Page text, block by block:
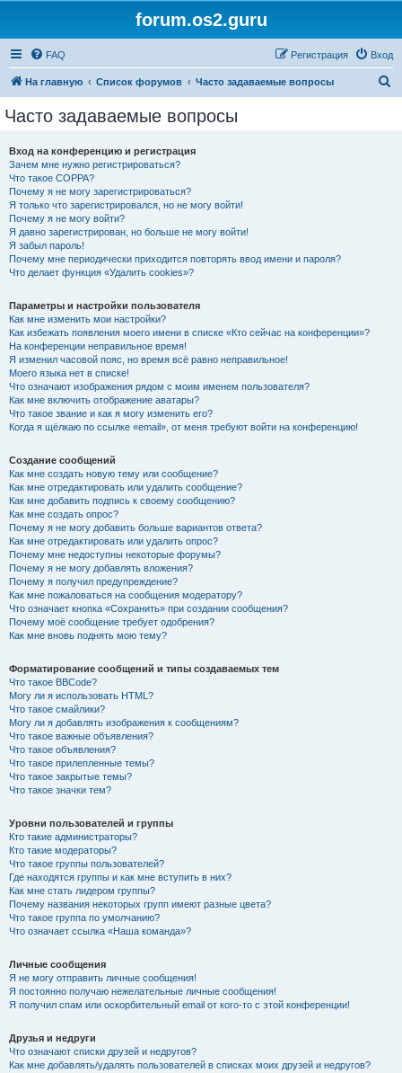
forum.os2.guru
FAQ Вход
Регистрация
На главную Список форумов Часто задаваемые вопросы
Часто задаваемые вопросы
Вход на конференцию и регистрация
Зачем мне нужно регистрироваться?
Что такое COPPA?
Почему я не могу зарегистрироваться?
Я только что зарегистрировался, но не могу войти!
Почему я не могу войти?
Я давно зарегистрирован, но больше не могу войти!
Я забыл пароль!
Почему мне периодически приходится повторять ввод имени и пароля?
Что делает функция «Удалить cookies»?
Параметры и настройки пользователя
Как мне изменить мои настройки?
Как избежать появления моего имени в списке «Кто сейчас на конференции»?
На конференции неправильное время!
Я изменил часовой пояс, но время всё равно неправильное!
Моего языка нет в списке!
Что означают изображения рядом с моим именем пользователя?
Как мне включить отображение аватары?
Что такое звание и как я могу изменить его?
Когда я щёлкаю по ссылке «email», от меня требуют войти на конференцию!
Создание сообщений
Как мне создать новую тему или сообщение?
Как мне отредактировать или удалить сообщение?
Как мне добавить подпись к своему сообщению?
Как мне создать опрос?
Почему я не могу добавить больше вариантов ответа?
Как мне отредактировать или удалить опрос?
Почему мне недоступны некоторые форумы?
Почему я не могу добавлять вложения?
Почему я получил предупреждение?
Как мне пожаловаться на сообщения модератору?
Что означает кнопка «Сохранить» при создании сообщения?
Почему моё сообщение требует одобрения?
Как мне вновь поднять мою тему?
Форматирование сообщений и типы создаваемых тем
Что такое BBCode?
Могу ли я использовать HTML?
Что такое смайлики?
Могу ли я добавлять изображения к сообщениям?
Что такое важные объявления?
Что такое объявления?
Что такое прилепленные темы?
Что такое закрытые темы?
Что такое значки тем?
Уровни пользователей и группы
Кто такие администраторы?
Кто такие модераторы?
Что такое группы пользователей?
Где находятся группы и как мне вступить в них?
Как мне стать лидером группы?
Почему названия некоторых групп имеют разные цвета?
Что такое группа по умолчанию?
Что означает ссылка «Наша команда»?
Личные сообщения
Я не могу отправить личные сообщения!
Я постоянно получаю нежелательные личные сообщения!
Я получил спам или оскорбительный email от кого-то с этой конференции!
Друзья и недруги
Что означают списки друзей и недругов?
Как мне добавлять/удалять пользователей в списках моих друзей и недругов?